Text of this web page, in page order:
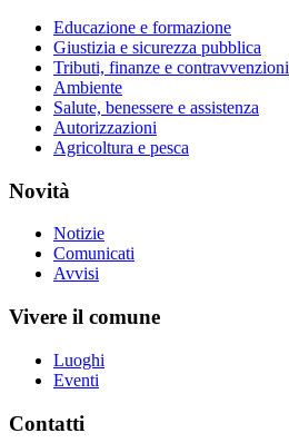
Educazione e formazione
Giustizia e sicurezza pubblica
Tributi, finanze e contravvenzioni
Ambiente
Salute, benessere e assistenza
Autorizzazioni
Agricoltura e pesca
Novità
Notizie
Comunicati
Avvisi
Vivere il comune
Luoghi
Eventi
Contatti